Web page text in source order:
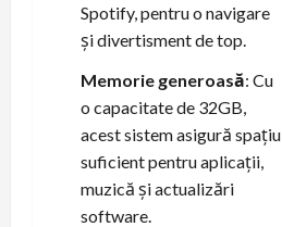
Spotify, pentru o navigare
și divertisment de top.
Memorie generoasă: Cu
o capacitate de 32GB,
acest sistem asigură spațiu
suficient pentru aplicații,
muzică și actualizări
software.